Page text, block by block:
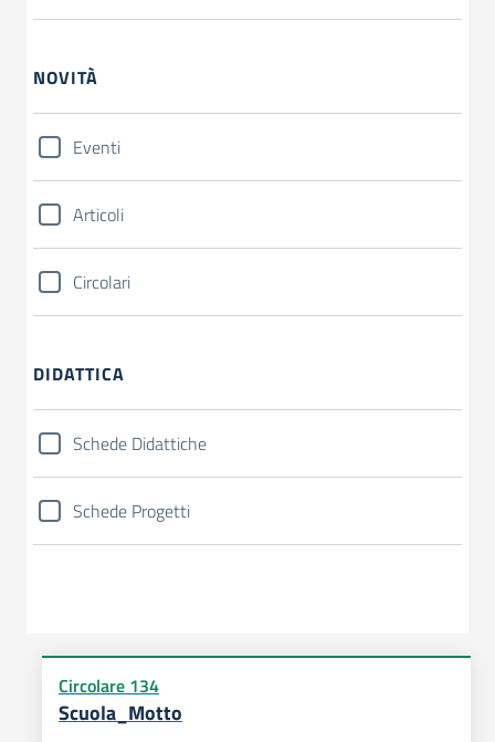
NOVITÀ
Eventi
Articoli
Circolari
DIDATTICA
Schede Didattiche
Schede Progetti
Circolare 134
Scuola_Motto